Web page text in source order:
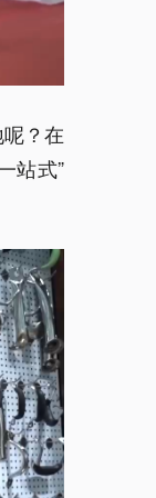
？在
站式”